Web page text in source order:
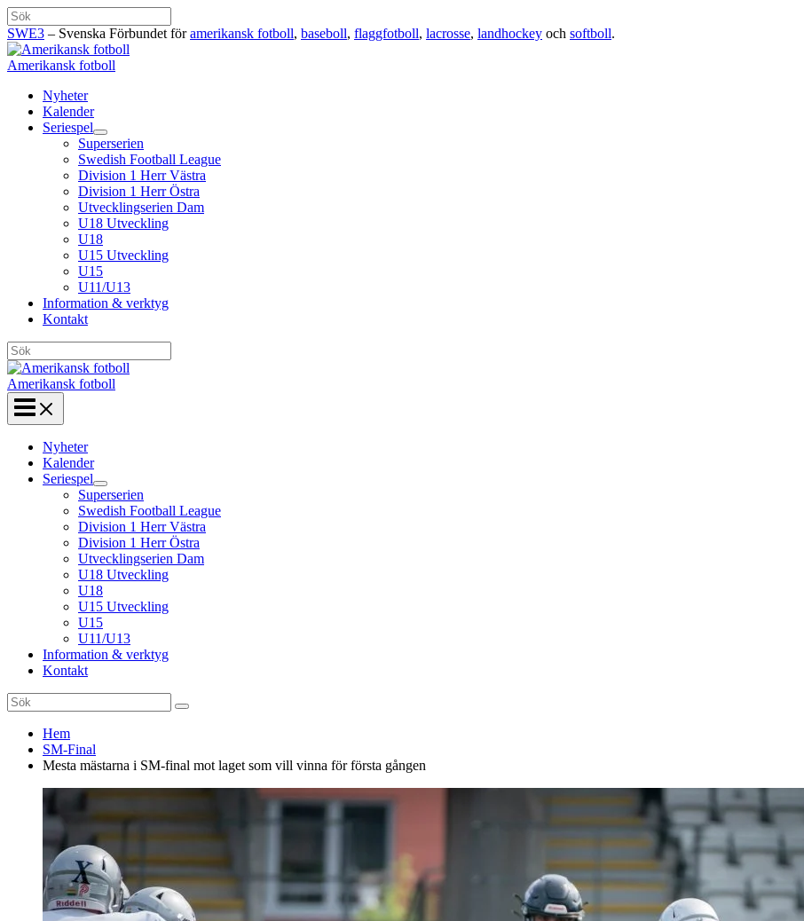
Hoppa
till
innehåll
Sök
SWE3 – Svenska Förbundet föramerikansk fotboll, baseboll, flaggfotboll, lacrosse, landhockey och softboll.
Amerikansk fotboll
Nyheter
Kalender
Seriespel
Superserien
Swedish Football League
Division 1 Herr Västra
Division 1 Herr Östra
Utvecklingserien Dam
U18 Utveckling
U18
U15 Utveckling
U15
U11/U13
Information & verktyg
Kontakt
Sök
Amerikansk fotboll
Nyheter
Kalender
Seriespel
Superserien
Swedish Football League
Division 1 Herr Västra
Division 1 Herr Östra
Utvecklingserien Dam
U18 Utveckling
U18
U15 Utveckling
U15
U11/U13
Information & verktyg
Kontakt
Search
for:
Hem
SM-Final
Mesta mästarna i SM-final mot laget som vill vinna för första gången